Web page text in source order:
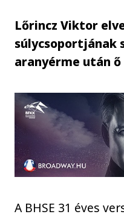
Lőrincz Viktor
súlycsoportjának
aranyérme után
A BHSE 31 éves